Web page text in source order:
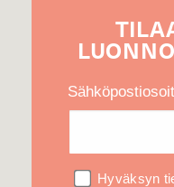
Hyväksyn